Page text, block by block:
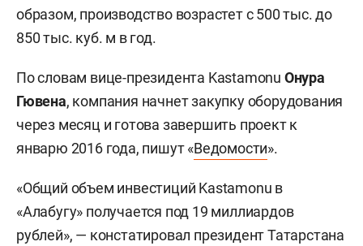
образом, производство возрастет с 500 тыс. до
850 тыс. куб. м в год.
По словам вице-президента Kastamonu Онура
Гювена, компания начнет закупку оборудования
через месяц и готова завершить проект к
январю 2016 года, пишут «Ведомости».
«Общий объем инвестиций Kastamonu в
«Алабугу» получается под 19 миллиардов
рублей», — констатировал президент Татарстана